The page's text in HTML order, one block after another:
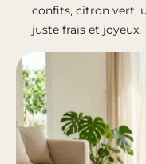
confits, citron vert,
juste frais et joyeux.